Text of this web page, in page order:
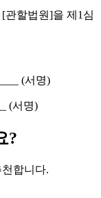
관할법원]을 제1심
(서명)
(서명)
?
합니다.